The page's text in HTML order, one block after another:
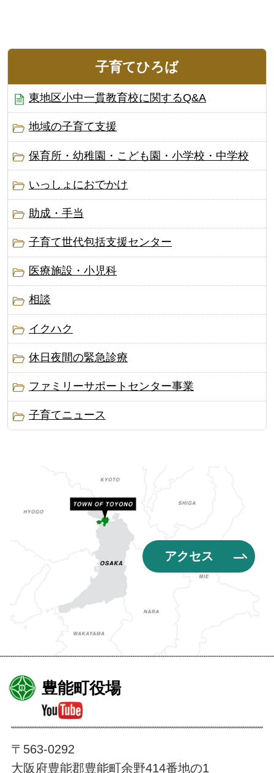
子育てひろば
東地区小中一貫教育校に関するQ&A
地域の子育て支援
保育所・幼稚園・こども園・小学校・中学校
いっしょにおでかけ
助成・手当
子育て世代包括支援センター
医療施設・小児科
相談
イクハク
休日夜間の緊急診療
ファミリーサポートセンター事業
子育てニュース
アクセス
豊能町役場
〒563-0292
大阪府豊能郡豊能町余野414番地の1